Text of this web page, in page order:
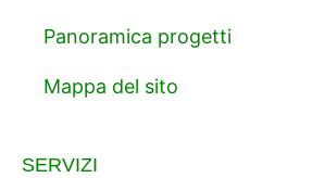
Panoramica progetti
Mappa del sito
SERVIZI